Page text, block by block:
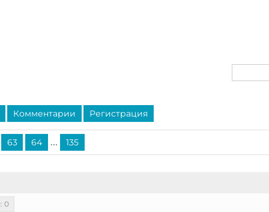
Комментарии Регистрация
63 64 ... 135
0